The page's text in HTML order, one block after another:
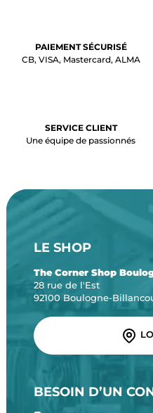
PAIEMENT SÉCURISÉ
CB, VISA, Mastercard, ALMA
SERVICE CLIENT
Une équipe de passionnés
LE SHOP
The Corner Shop
28 rue de l'Est
92100 Boulogne-
BESOIN D’UN